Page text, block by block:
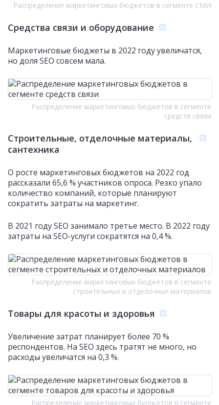
Распределение маркетинговых бюджетов в сегменте СМИ
Средства связи и оборудование
Маркетинговые бюджеты в 2022 году увеличатся,
но доля SEO совсем мала.
Распределение маркетинговых бюджетов в сегменте
средств связи
Строительные, отделочные материалы,
сантехника
О росте маркетинговых бюджетов на 2022 год
рассказали 65,6 % участников опроса. Резко упало
количество компаний, которые планируют
сократить затраты на маркетинг.
В 2021 году SEO занимало третье место. В 2022 году
затраты на SEO-услуги сократятся на 0,4 %.
Распределение маркетинговых бюджетов в сегменте
строительных и отделочных материалов
Товары для красоты и здоровья
Увеличение затрат планирует более 70 %
респондентов. На SEO здесь тратят не много, но
расходы увеличатся на 0,3 %.
Распределение маркетинговых бюджетов в сегменте